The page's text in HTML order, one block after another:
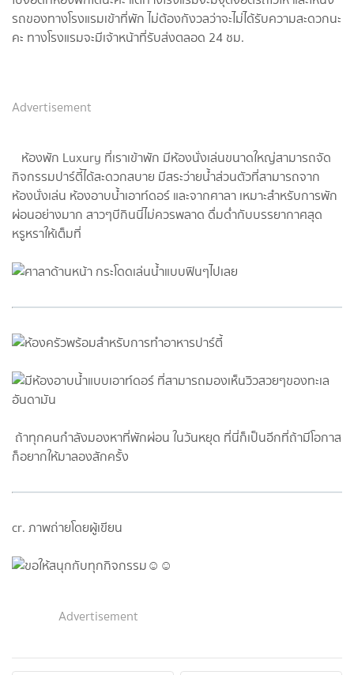
รถของทางโรงแรมเข้าที่พัก ไม่ต้องกังวลว่าจะไม่ได้รับความสะดวกนะ
คะ ทางโรงแรมจะมีเจ้าหน้าที่รับส่งตลอด 24 ชม.
Advertisement
ห้องพัก Luxury ที่เราเข้าพัก มีห้องนั่งเล่นขนาดใหญ่สามารถจัด
กิจกรรมปาร์ตี้ได้สะดวกสบาย มีสระว่ายน้ำส่วนตัวที่สามารถจาก
ห้องนั่งเล่น ห้องอาบน้ำเอาท์ดอร์ และจากศาลา เหมาะสำหรับการพัก
ผ่อนอย่างมาก สาวๆบีกินนี่ไม่ควรพลาด ดื่มด่ำกับบรรยากาศสุด
หรูหราให้เต็มที่
ถ้าทุกคนกำลังมองหาที่พักผ่อน ในวันหยุด ที่นี่ก็เป็นอีกที่ถ้ามีโอกาส
ก็อยากให้มาลองสักครั้ง
cr. ภาพถ่ายโดยผู้เขียน
Advertisement